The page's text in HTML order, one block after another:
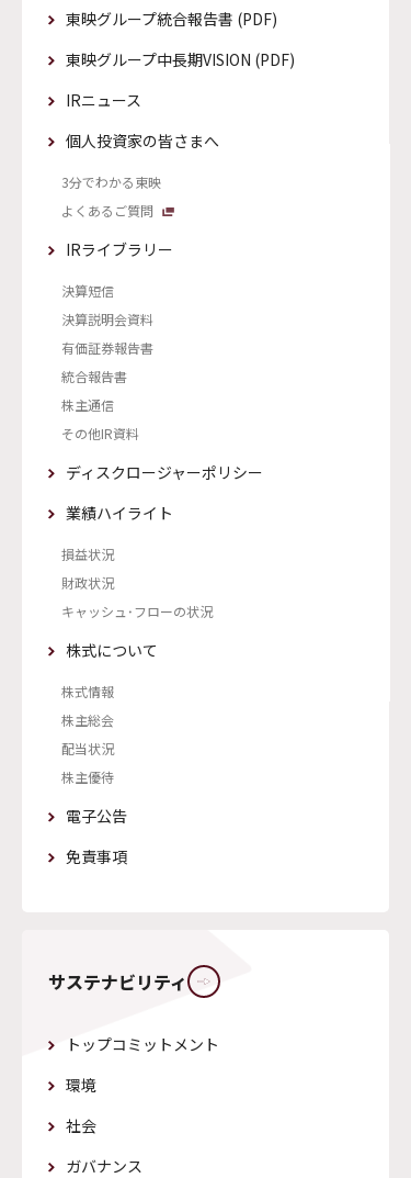
東映グループ統合報告書 (PDF)
東映グループ中長期VISION (PDF)
IRニュース
個人投資家の皆さまへ
3分でわかる東映
よくあるご質問
IRライブラリー
決算短信
決算説明会資料
有価証券報告書
統合報告書
株主通信
その他IR資料
ディスクロージャーポリシー
業績ハイライト
損益状況
財政状況
キャッシュ・フローの状況
株式について
株式情報
株主総会
配当状況
株主優待
電子公告
免責事項
トップコミットメント
環境
社会
ガバナンス